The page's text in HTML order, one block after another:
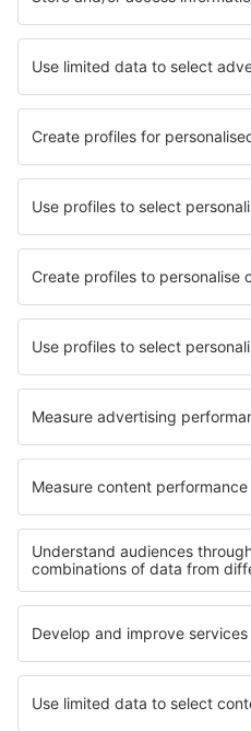
Atracciones
Eventos deportivos
Aprende más
Mejor Precio Garantizado
Aplicación móvil
Aerolíneas
Ryanair
Vueling
Iberia
Air Europa
Wizz Air
Sobre eSky
Términos y condiciones
Mis reservas
Política de privacidad
Asistencia y contacto